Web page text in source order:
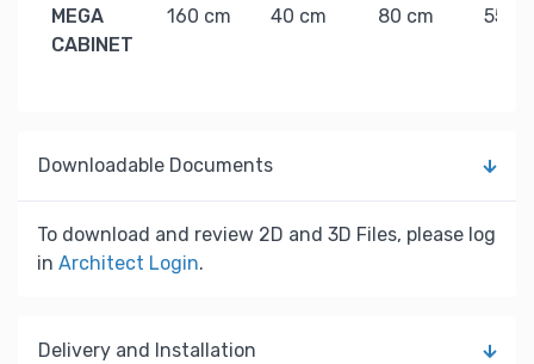
MEGA
CABINET
160 cm 40 cm 80 cm 55 kg
Downloadable Documents
To download and review 2D and 3D Files, please log
in Architect Login.
Delivery and Installation